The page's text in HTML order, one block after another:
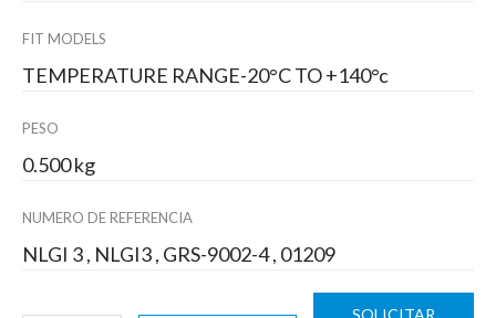
FIT MODELS
TEMPERATURE RANGE-20°C TO +140°c
PESO
0.500 kg
NUMERO DE REFERENCIA
NLGI 3 , NLGI3 , GRS-9002-4 , 01209